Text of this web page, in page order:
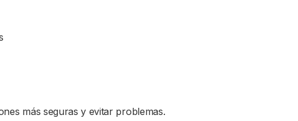
más seguras y evitar problemas.